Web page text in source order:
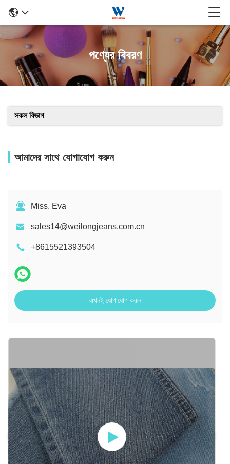
পণ্যের বিবরণ
সকল বিভাগ
আমাদের সাথে যোগাযোগ করুন
Miss. Eva
sales14@weilongjeans.com.cn
+8615521393504
এখনই যোগাযোগ করুন